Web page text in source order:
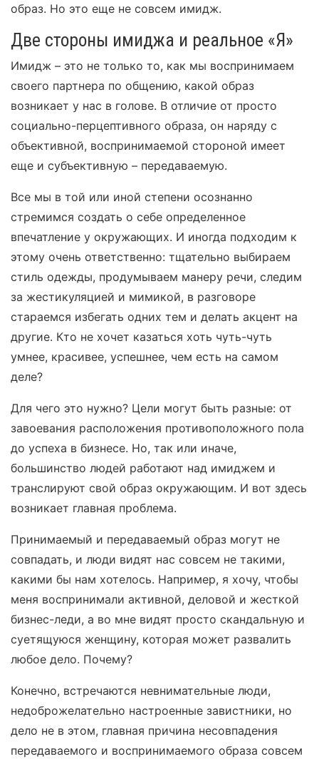
образ. Но это еще не совсем имидж.
Две стороны имиджа и реальное «Я»
Имидж – это не только то, как мы воспринимаем
своего партнера по общению, какой образ
возникает у нас в голове. В отличие от просто
социально-перцептивного образа, он наряду с
объективной, воспринимаемой стороной имеет
еще и субъективную – передаваемую.
Все мы в той или иной степени осознанно
стремимся создать о себе определенное
впечатление у окружающих. И иногда подходим к
этому очень ответственно: тщательно выбираем
стиль одежды, продумываем манеру речи, следим
за жестикуляцией и мимикой, в разговоре
стараемся избегать одних тем и делать акцент на
другие. Кто не хочет казаться хоть чуть-чуть
умнее, красивее, успешнее, чем есть на самом
деле?
Для чего это нужно? Цели могут быть разные: от
завоевания расположения противоположного пола
до успеха в бизнесе. Но, так или иначе,
большинство людей работают над имиджем и
транслируют свой образ окружающим. И вот здесь
возникает главная проблема.
Принимаемый и передаваемый образ могут не
совпадать, и люди видят нас совсем не такими,
какими бы нам хотелось. Например, я хочу, чтобы
меня воспринимали активной, деловой и жесткой
бизнес-леди, а во мне видят просто скандальную и
суетящуюся женщину, которая может развалить
любое дело. Почему?
Конечно, встречаются невнимательные люди,
недоброжелательно настроенные завистники, но
дело не в этом, главная причина несовпадения
передаваемого и воспринимаемого образа совсем